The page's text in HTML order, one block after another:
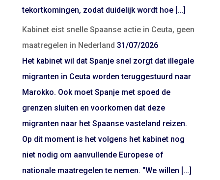
tekortkomingen, zodat duidelijk wordt hoe […]
Kabinet eist snelle Spaanse actie in Ceuta, geen
maatregelen in Nederland 31/07/2026
Het kabinet wil dat Spanje snel zorgt dat illegale
migranten in Ceuta worden teruggestuurd naar
Marokko. Ook moet Spanje met spoed de
grenzen sluiten en voorkomen dat deze
migranten naar het Spaanse vasteland reizen.
Op dit moment is het volgens het kabinet nog
niet nodig om aanvullende Europese of
nationale maatregelen te nemen. "We willen […]